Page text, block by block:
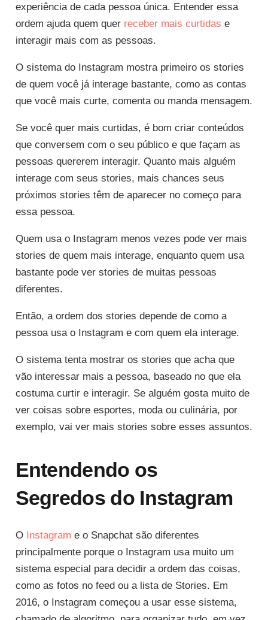
experiência de cada pessoa única. Entender essa
ordem ajuda quem quer receber mais curtidas e
interagir mais com as pessoas.
O sistema do Instagram mostra primeiro os stories
de quem você já interage bastante, como as contas
que você mais curte, comenta ou manda mensagem.
Se você quer mais curtidas, é bom criar conteúdos
que conversem com o seu público e que façam as
pessoas quererem interagir. Quanto mais alguém
interage com seus stories, mais chances seus
próximos stories têm de aparecer no começo para
essa pessoa.
Quem usa o Instagram menos vezes pode ver mais
stories de quem mais interage, enquanto quem usa
bastante pode ver stories de muitas pessoas
diferentes.
Então, a ordem dos stories depende de como a
pessoa usa o Instagram e com quem ela interage.
O sistema tenta mostrar os stories que acha que
vão interessar mais a pessoa, baseado no que ela
costuma curtir e interagir. Se alguém gosta muito de
ver coisas sobre esportes, moda ou culinária, por
exemplo, vai ver mais stories sobre esses assuntos.
Entendendo os
Segredos do Instagram
O Instagram e o Snapchat são diferentes
principalmente porque o Instagram usa muito um
sistema especial para decidir a ordem das coisas,
como as fotos no feed ou a lista de Stories. Em
2016, o Instagram começou a usar esse sistema,